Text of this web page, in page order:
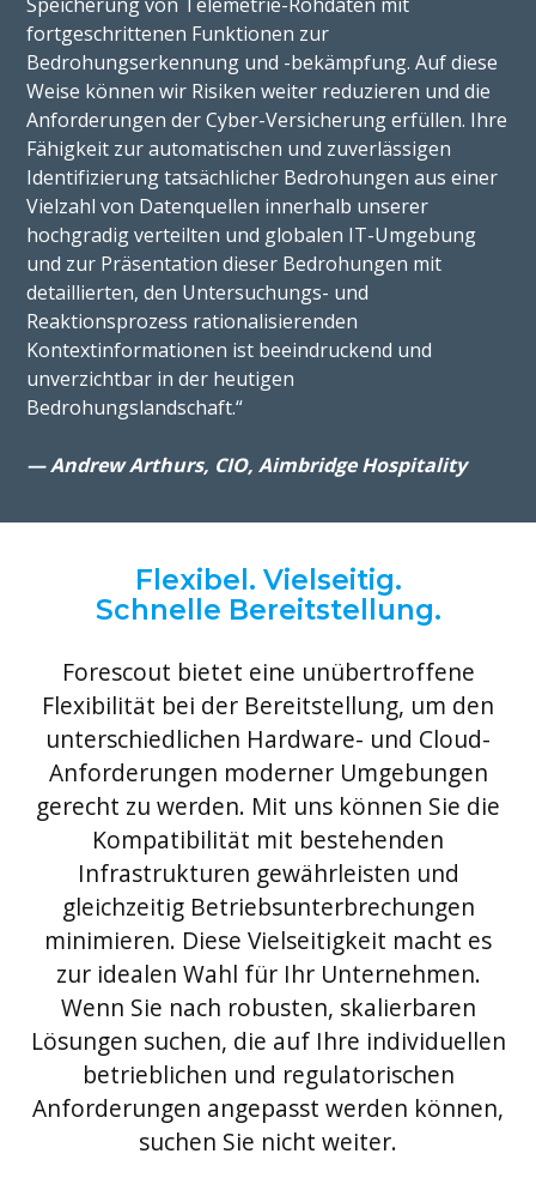
fortgeschrittenen Funktionen zur
Bedrohungserkennung und -bekämpfung. Auf diese
Weise können wir Risiken weiter reduzieren und die
Anforderungen der Cyber-Versicherung erfüllen. Ihre
Fähigkeit zur automatischen und zuverlässigen
Identifizierung tatsächlicher Bedrohungen aus einer
Vielzahl von Datenquellen innerhalb unserer
hochgradig verteilten und globalen IT-Umgebung
und zur Präsentation dieser Bedrohungen mit
detaillierten, den Untersuchungs- und
Reaktionsprozess rationalisierenden
Kontextinformationen ist beeindruckend und
unverzichtbar in der heutigen
Bedrohungslandschaft.“
— Andrew Arthurs, CIO, Aimbridge Hospitality
Flexibel. Vielseitig.
Schnelle Bereitstellung.
Forescout bietet eine unübertroffene
Flexibilität bei der Bereitstellung, um den
unterschiedlichen Hardware- und Cloud-
Anforderungen moderner Umgebungen
gerecht zu werden. Mit uns können Sie die
Kompatibilität mit bestehenden
Infrastrukturen gewährleisten und
gleichzeitig Betriebsunterbrechungen
minimieren. Diese Vielseitigkeit macht es
zur idealen Wahl für Ihr Unternehmen.
Wenn Sie nach robusten, skalierbaren
Lösungen suchen, die auf Ihre individuellen
betrieblichen und regulatorischen
Anforderungen angepasst werden können,
suchen Sie nicht weiter.